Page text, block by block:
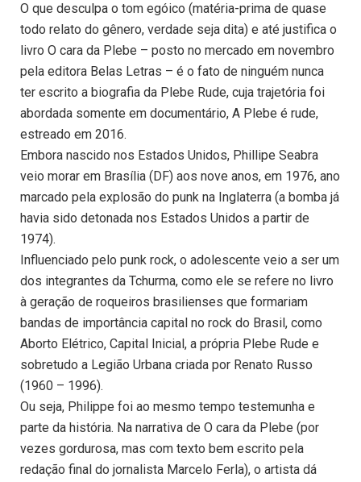
O que desculpa o tom egóico (matéria-prima de quase
todo relato do gênero, verdade seja dita) e até justifica o
livro O cara da Plebe – posto no mercado em novembro
pela editora Belas Letras – é o fato de ninguém nunca
ter escrito a biografia da Plebe Rude, cuja trajetória foi
abordada somente em documentário, A Plebe é rude,
estreado em 2016.
Embora nascido nos Estados Unidos, Phillipe Seabra
veio morar em Brasília (DF) aos nove anos, em 1976, ano
marcado pela explosão do punk na Inglaterra (a bomba já
havia sido detonada nos Estados Unidos a partir de
1974).
Influenciado pelo punk rock, o adolescente veio a ser um
dos integrantes da Tchurma, como ele se refere no livro
à geração de roqueiros brasilienses que formariam
bandas de importância capital no rock do Brasil, como
Aborto Elétrico, Capital Inicial, a própria Plebe Rude e
sobretudo a Legião Urbana criada por Renato Russo
(1960 – 1996).
Ou seja, Philippe foi ao mesmo tempo testemunha e
parte da história. Na narrativa de O cara da Plebe (por
vezes gordurosa, mas com texto bem escrito pela
redação final do jornalista Marcelo Ferla), o artista dá